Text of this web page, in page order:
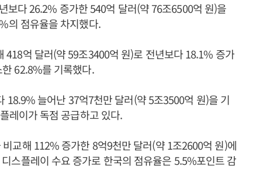
보다 26.2% 증가한 540억 달러(약 76조6500억 원)을
의 점유율을 차지했다.
418억 달러(약 59조3400억 원)로 전년보다 18.1% 증가
62.8%를 기록했다.
18.9% 늘어난 37억7천만 달러(약 5조3500억 원)을 기
레이가 독점 공급하고 있다.
교해 112% 증가한 8억9천만 달러(약 1조2600억 원)에
스플레이 수요 증가로 한국의 점유율은 5.5%포인트 감